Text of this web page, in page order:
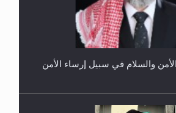
الكريم لثلاثة طلاب من مدرسة الحفظ
والسلام في سبيل إرساء الأمن